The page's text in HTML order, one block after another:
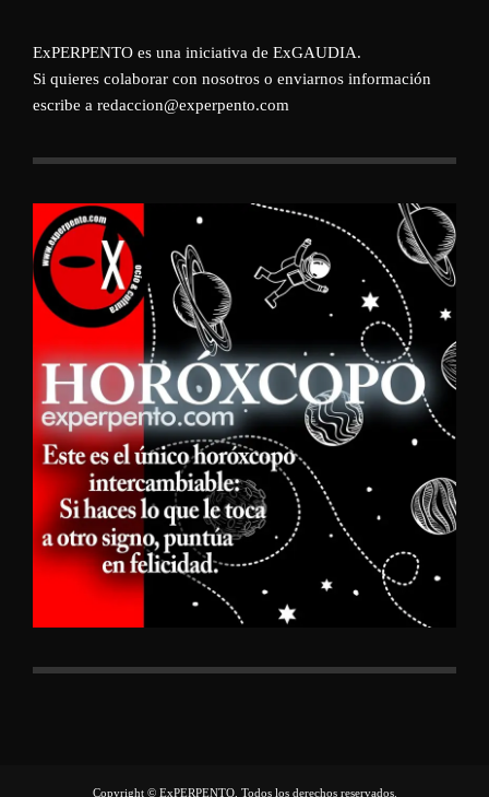
ExPERPENTO es una iniciativa de ExGAUDIA.
Si quieres colaborar con nosotros o enviarnos información
escribe a redaccion@experpento.com
Copyright © ExPERPENTO, Todos los derechos reservados.